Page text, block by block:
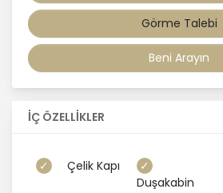
Görme Talebi
Beni Arayın
İÇ ÖZELLİKLER
Çelik Kapı
Duşakabin